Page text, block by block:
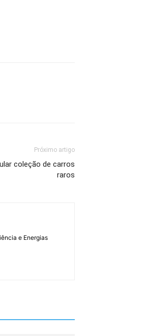
Próximo artigo
coleção de carros
raros
e Energias